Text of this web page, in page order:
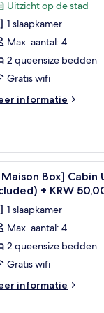
beoordeling)
Uitzicht op de stad
1 slaapkamer
Max. aantal: 4
2 queensize bedden
Gratis wifi
informatie
LongStay(4+
night+Laundry
een boekenkast
1Maison Box]
+ KRW
1 slaapkamer
Max. aantal: 4
2 queensize bedden
Gratis wifi
informatie